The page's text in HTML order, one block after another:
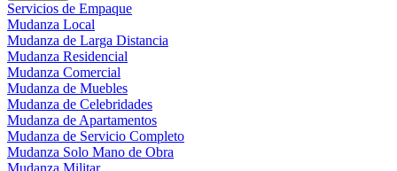
Servicios de Empaque
Mudanza Local
Mudanza de Larga Distancia
Mudanza Residencial
Mudanza Comercial
Mudanza de Muebles
Mudanza de Celebridades
Mudanza de Apartamentos
Mudanza de Servicio Completo
Mudanza Solo Mano de Obra
Mudanza Militar